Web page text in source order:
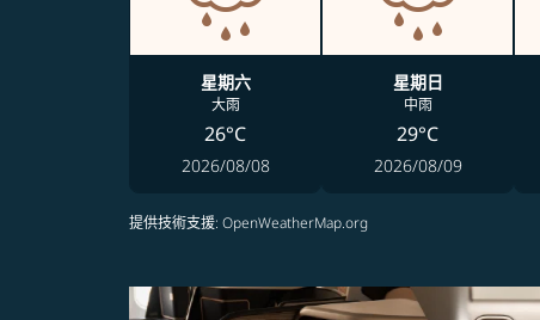
星期六
大雨
26°C
2026/08/08
星期日
中雨
29°C
2026/08/09
提供技術支援: OpenWeatherMap.org